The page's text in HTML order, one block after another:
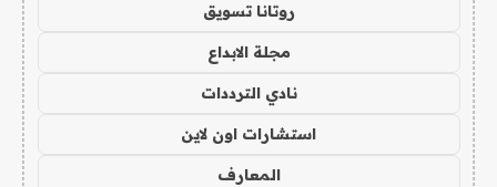
روتانا تسويق
مجلة الابداع
نادي الترددات
استشارات اون لاين
المعارف